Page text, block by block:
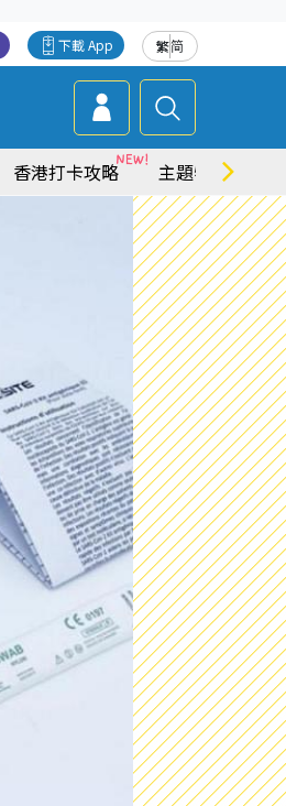
繁简
下載 App
香港打卡攻略 主題特集